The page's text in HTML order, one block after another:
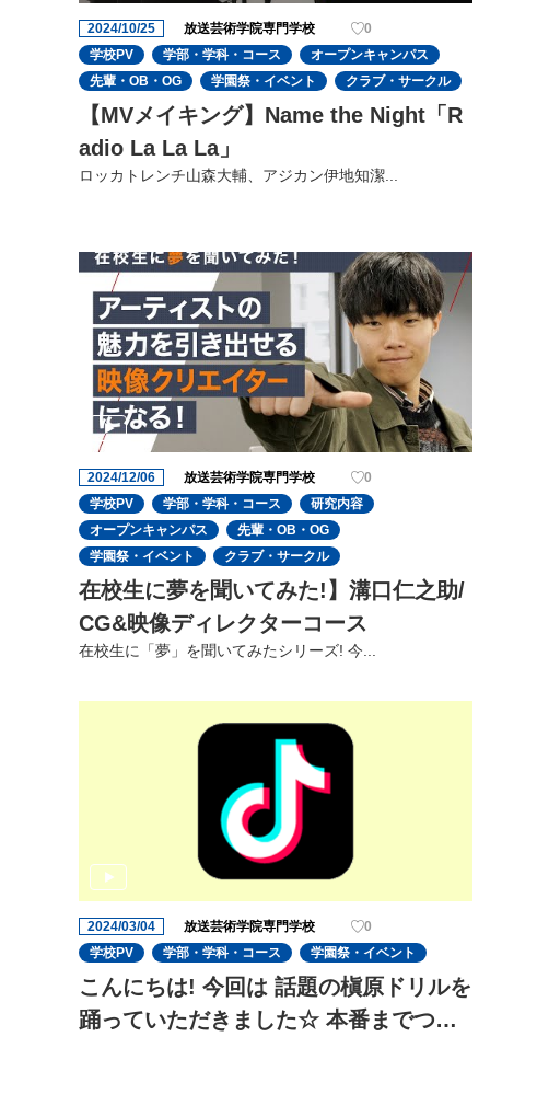
2024/10/25 放送芸術学院専門学校
0
学校PV
学部・学科・コース
オープンキャンパス
先輩・OB・OG
学園祭・イベント クラブ・サークル
【MVメイキング】Name the Night「R
adio La La La」
ロッカトレンチ山森大輔、アジカン伊地知潔...
2024/12/06 放送芸術学院専門学校
0
学校PV
学部・学科・コース
研究内容
オープンキャンパス
先輩・OB・OG
学園祭・イベント
クラブ・サークル
在校生に夢を聞いてみた!】溝口仁之助/
CG&映像ディレクターコース
在校生に「夢」を聞いてみたシリーズ! 今...
2024/03/04 放送芸術学院専門学校
0
学校PV
学部・学科・コース 学園祭・イベント
こんにちは! 今回は 話題の槇原ドリルを
踊っていただきました☆ 本番までつい